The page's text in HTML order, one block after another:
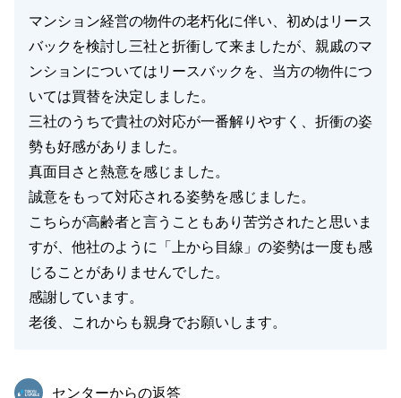
マンション経営の物件の老朽化に伴い、初めはリース
バックを検討し三社と折衝して来ましたが、親戚のマ
ンションについてはリースバックを、当方の物件につ
いては買替を決定しました。
三社のうちで貴社の対応が一番解りやすく、折衝の姿
勢も好感がありました。
真面目さと熱意を感じました。
誠意をもって対応される姿勢を感じました。
こちらが高齢者と言うこともあり苦労されたと思いま
すが、他社のように「上から目線」の姿勢は一度も感
じることがありませんでした。
感謝しています。
老後、これからも親身でお願いします。
東急リバブル
センターからの返答